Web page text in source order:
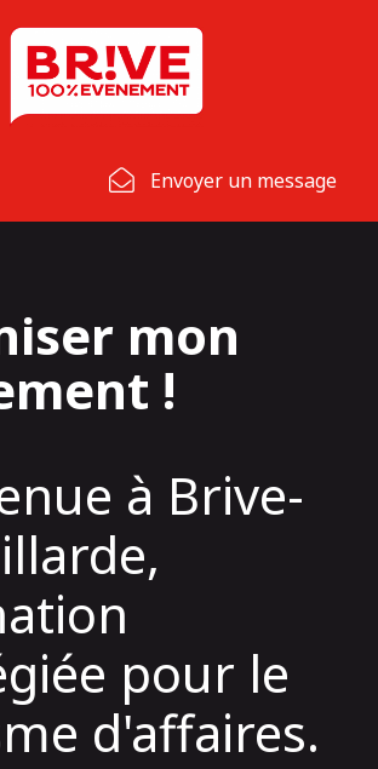
Envoyer un message
mon
!
à Brive-
pour le
d'affaires.